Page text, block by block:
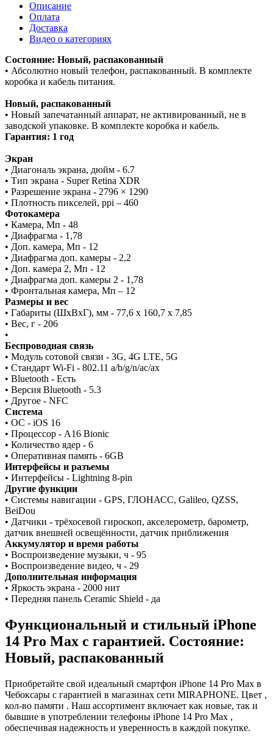
Описание
Оплата
Доставка
Видео о категориях
Состояние: Новый, распакованный
• Абсолютно новый телефон, распакованный. В комплекте
коробка и кабель питания.
Новый, распакованный
• Новый запечатанный аппарат, не активированный, не в
заводской упаковке. В комплекте коробка и кабель.
Гарантия: 1 год
Экран
• Диагональ экрана, дюйм - 6.7
• Тип экрана - Super Retina XDR
• Разрешение экрана - 2796 × 1290
• Плотность пикселей, ppi – 460
Фотокамера
• Камера, Мп - 48
• Диафрагма - 1,78
• Доп. камера, Мп - 12
• Диафрагма доп. камеры - 2,2
• Доп. камера 2, Мп - 12
• Диафрагма доп. камеры 2 - 1,78
• Фронтальная камера, Мп – 12
Размеры и вес
• Габариты (ШxВxГ), мм - 77,6 x 160,7 x 7,85
• Вес, г - 206
•
Беспроводная связь
• Модуль сотовой связи - 3G, 4G LTE, 5G
• Стандарт Wi-Fi - 802.11 a/b/g/n/ac/ax
• Bluetooth - Есть
• Версия Bluetooth - 5.3
• Другое - NFC
Система
• ОС - iOS 16
• Процессор - A16 Bionic
• Количество ядер - 6
• Оперативная память - 6GB
Интерфейсы и разъемы
• Интерфейсы - Lightning 8-pin
Другие функции
• Системы навигации - GPS, ГЛОНАСС, Galileo, QZSS,
BeiDou
• Датчики - трёхосевой гироскоп, акселерометр, барометр,
датчик внешней освещённости, датчик приближения
Аккумулятор и время работы
• Воспроизведение музыки, ч - 95
• Воспроизведение видео, ч - 29
Дополнительная информация
• Яркость экрана - 2000 нит
• Передняя панель Ceramic Shield - да
Функциональный и стильный iPhone
14 Pro Max с гарантией. Состояние:
Новый, распакованный
Приобретайте свой идеальный смартфон iPhone 14 Pro Max в
Чебоксары с гарантией в магазинах сети MIRAPHONE. Цвет ,
кол-во памяти . Наш ассортимент включает как новые, так и
бывшие в употреблении телефоны iPhone 14 Pro Max ,
обеспечивая надежность и уверенность в каждой покупке.